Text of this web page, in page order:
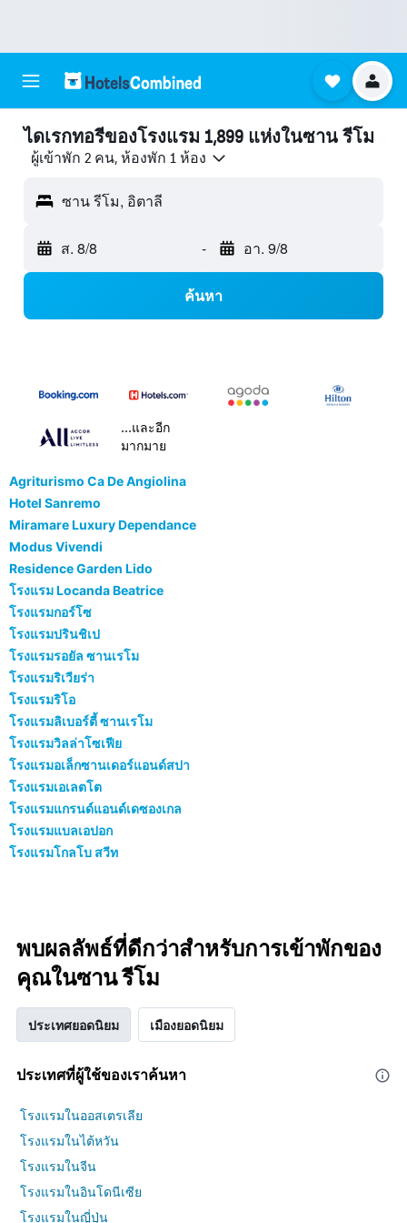
ไดเรกทอรีของโรงแรม 1,899 แห่งในซาน รีโม
ผู้เข้าพัก 2 คน, ห้องพัก 1 ห้อง
ซาน รีโม, อิตาลี
ส. 8/8 - อา. 9/8
ค้นหา
...และอีก
มากมาย
Agriturismo Ca De Angiolina
Hotel Sanremo
Miramare Luxury Dependance
Modus Vivendi
Residence Garden Lido
โรงแรม Locanda Beatrice
โรงแรมกอร์โซ
โรงแรมปรินชิเป
โรงแรมรอยัล ซานเรโม
โรงแรมริเวียร่า
โรงแรมริโอ
โรงแรมลิเบอร์ตี้ ซานเรโม
โรงแรมวิลล่าโซเฟีย
โรงแรมอเล็กซานเดอร์แอนด์สปา
โรงแรมเอเลตโต
โรงแรมแกรนด์แอนด์เดซองเกล
โรงแรมแบลเอปอก
โรงแรมโกลโบ สวีท
พบผลลัพธ์ที่ดีกว่าสำหรับการเข้าพักของ
คุณในซาน รีโม
ประเทศยอดนิยม เมืองยอดนิยม
ประเทศที่ผู้ใช้ของเราค้นหา
โรงแรมในออสเตรเลีย
โรงแรมในไต้หวัน
โรงแรมในจีน
โรงแรมในอินโดนีเซีย
โรงแรมในญี่ปุ่น